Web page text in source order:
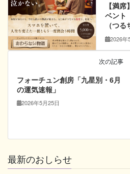
【満
ベント
（つ
2026年
次の記事
フォーチュン創房「九星別・6月
の運気速報」
2026年5月25日
最新のおしらせ